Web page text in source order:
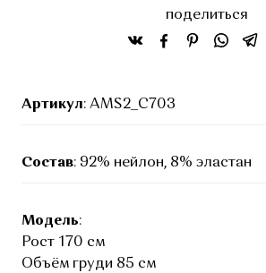
поделиться
Артикул: AMS2_С703
Состав: 92% нейлон, 8% эластан
Модель:
Рост 170 см
Объём груди 85 см